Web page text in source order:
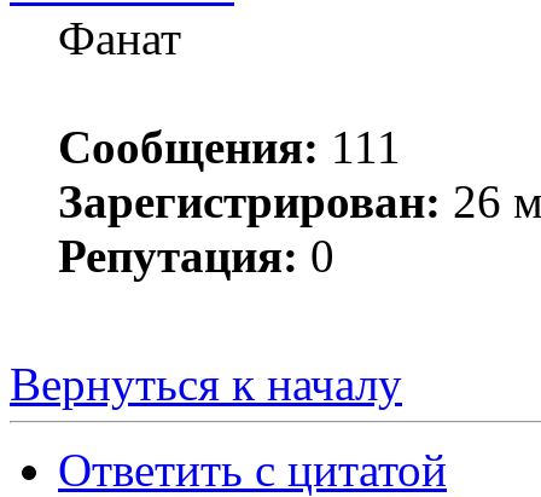
Фанат
Сообщения: 111
Зарегистрирован: 26
Репутация: 0
Вернуться к началу
Ответить с цитатой